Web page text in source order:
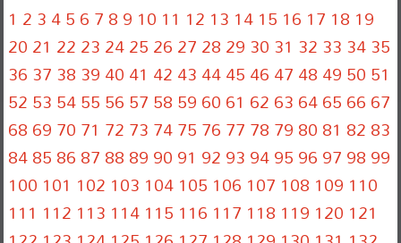
1 23456789 10 11 12 13 1415 16 17 18 19
2021 22232425262728293031 32333435
363738394041 42434445464748495051
52535455565758596061 626364656667
68697071 72737475767778798081 8283
8485868788899091 9293949596979899
100 101 102 103 104105 106 107 108 109 110
111 112 113 114115 116 117 118 119 120 121